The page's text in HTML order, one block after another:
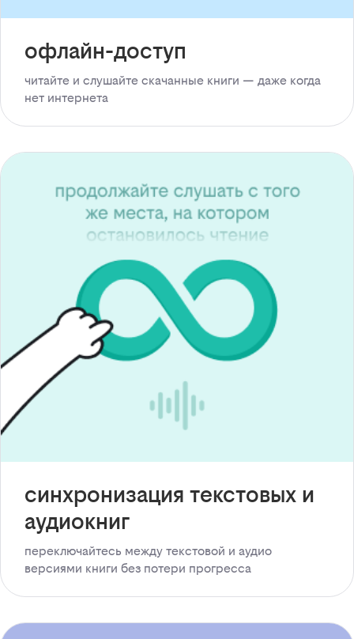
офлайн-доступ
читайте и слушайте скачанные книги — даже когда
нет интернета
синхронизация текстовых и
аудиокниг
переключайтесь между текстовой и аудио
версиями книги без потери прогресса